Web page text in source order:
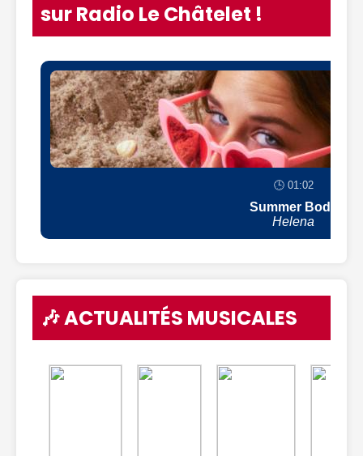
sur Radio Le Châtelet !
🕒 01:02
Summer Body
Helena
🎶 ACTUALITÉS MUSICALES